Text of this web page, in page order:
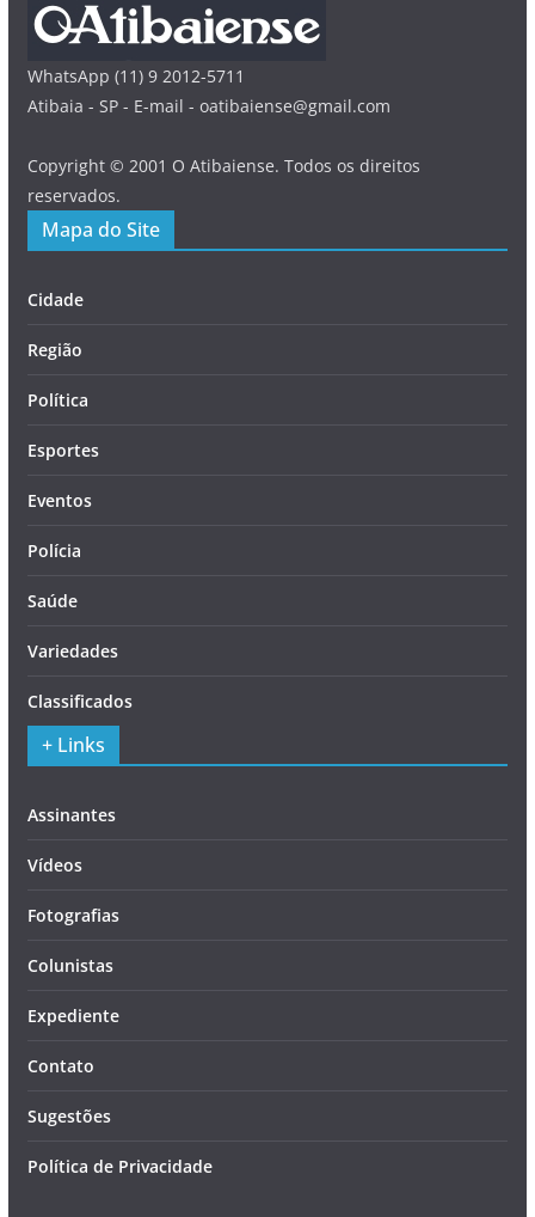
WhatsApp (11) 9 2012-5711
Atibaia - SP - E-mail - oatibaiense@gmail.com
Copyright © 2001 O Atibaiense. Todos os direitos
reservados.
Mapa do Site
Cidade
Região
Política
Esportes
Eventos
Polícia
Saúde
Variedades
Classificados
+ Links
Assinantes
Vídeos
Fotografias
Colunistas
Expediente
Contato
Sugestões
Política de Privacidade